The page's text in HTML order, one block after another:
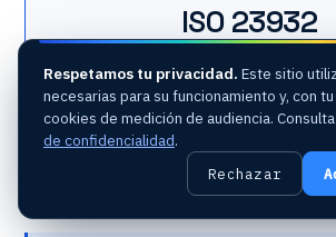
ISO 23932
2 min 30
TMSP, margen de
Respetamos tu privacidad. Este sitio
necesarias para su funcionamiento y, con
cookies de medición de audiencia.
de confidencialidad.
Rechazar